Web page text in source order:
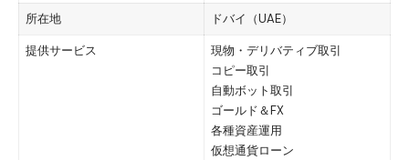
所在地 ドバイ（UAE）
提供サービス
現物・デリバティブ取引
コピー取引
自動ボット取引
ゴールド＆FX
各種資産運用
仮想通貨ローン